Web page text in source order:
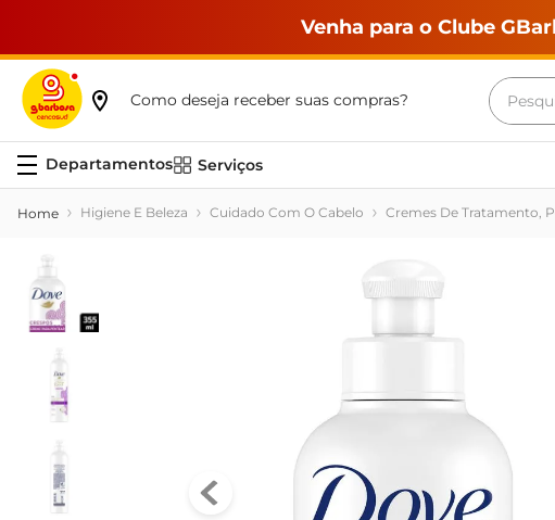
Venha para o Clube
Como deseja receber suas compras?
Serviços
Higiene E Beleza Cuidado Com O Cabelo Cremes De Tratamento,